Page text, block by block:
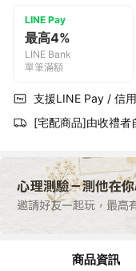
LINE Pay
最高4%
LINE Bank
單筆滿額
支援LINE Pay / 信
[宅配商品]由收禮者
商品資訊